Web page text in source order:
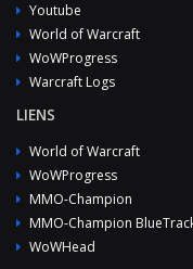
Youtube
World of Warcraft
WoWProgress
Warcraft Logs
LIENS
World of Warcraft
WoWProgress
MMO-Champion
MMO-Champion
WoWHead